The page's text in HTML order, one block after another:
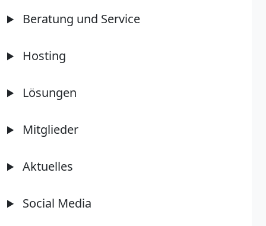
Beratung und Service
Hosting
Lösungen
Mitglieder
Aktuelles
Social Media